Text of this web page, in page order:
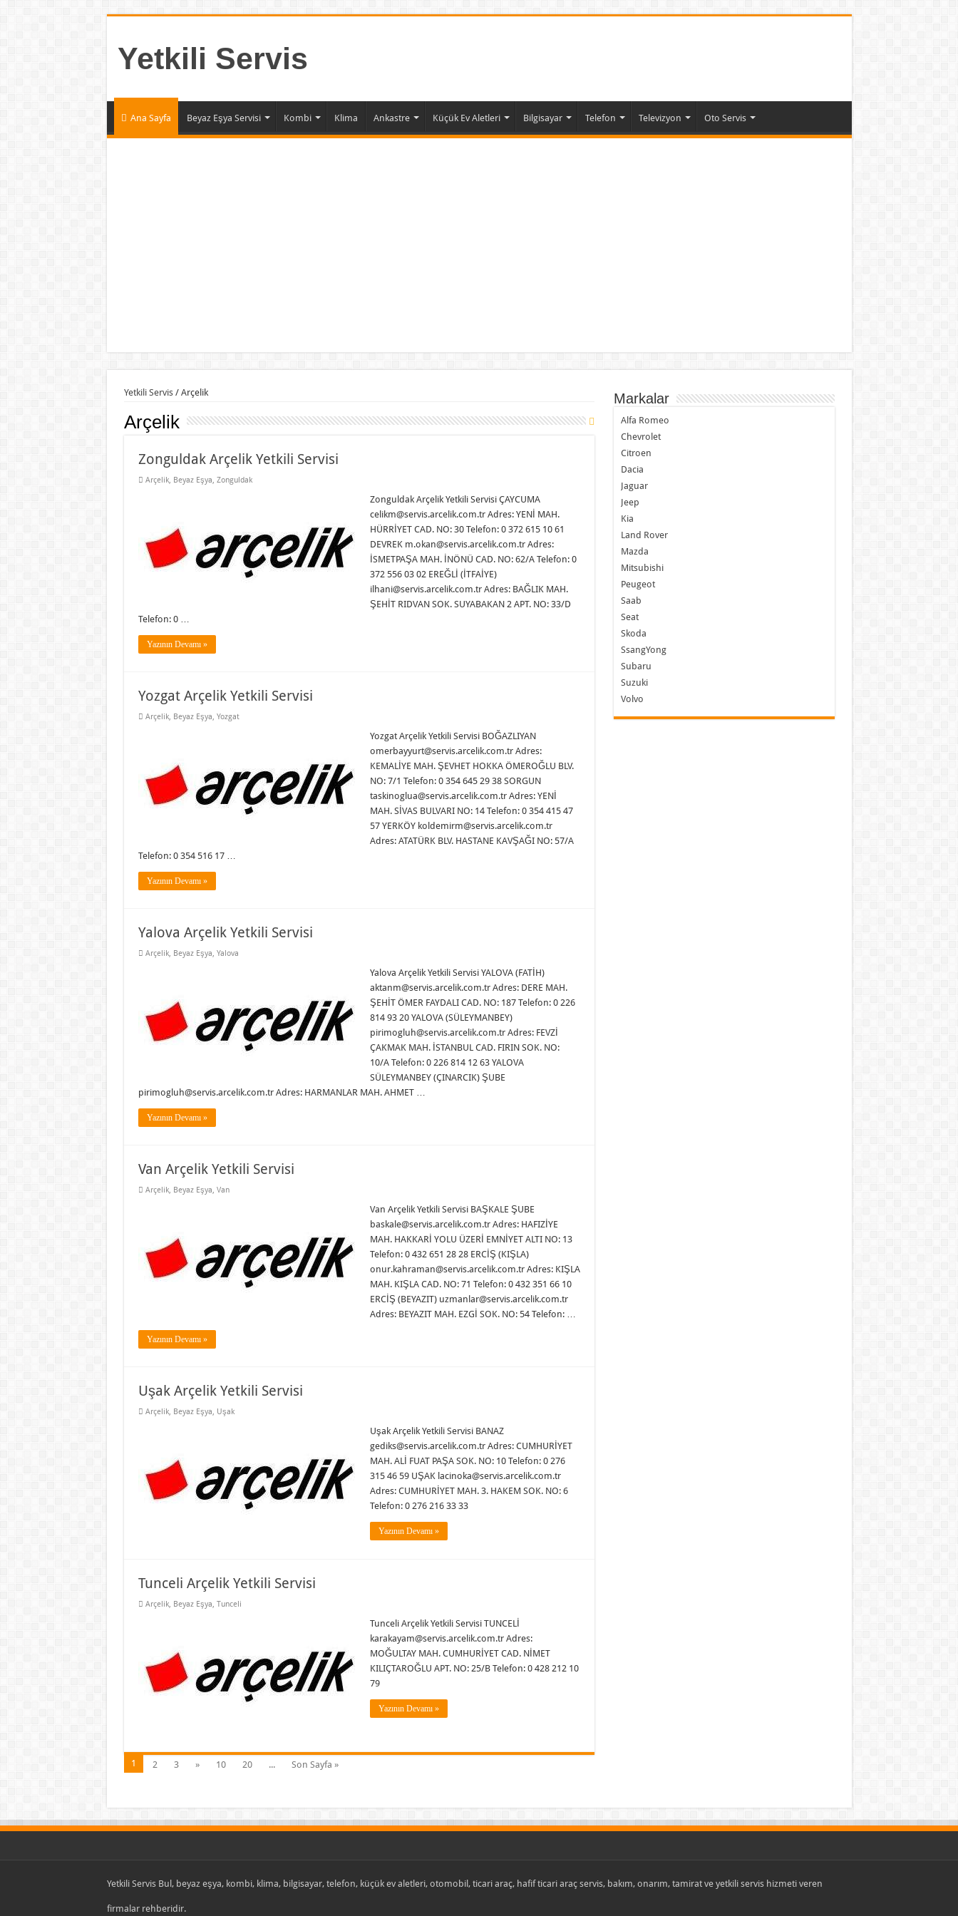
Yetkili Servis
Ana Sayfa Beyaz Eşya Servisi Kombi Klima Ankastre Küçük Ev Aletleri Bilgisayar Telefon Televizyon Oto Servis
Yetkili Servis / Arçelik
Arçelik
Zonguldak Arçelik Yetkili Servisi
Arçelik, Beyaz Eşya, Zonguldak
Zonguldak Arçelik Yetkili Servisi ÇAYCUMA
celikm@servis.arcelik.com.tr Adres: YENİ MAH.
HÜRRİYET CAD. NO: 30 Telefon: 0 372 615 10 61
DEVREK m.okan@servis.arcelik.com.tr Adres:
İSMETPAŞA MAH. İNÖNÜ CAD. NO: 62/A Telefon: 0
372 556 03 02 EREĞLİ (İTFAİYE)
ilhani@servis.arcelik.com.tr Adres: BAĞLIK MAH.
ŞEHİT RIDVAN SOK. SUYABAKAN 2 APT. NO: 33/D
Telefon: 0 …
Yazının Devamı »
Yozgat Arçelik Yetkili Servisi
Arçelik, Beyaz Eşya, Yozgat
Yozgat Arçelik Yetkili Servisi BOĞAZLIYAN
omerbayyurt@servis.arcelik.com.tr Adres:
KEMALİYE MAH. ŞEVHET HOKKA ÖMEROĞLU BLV.
NO: 7/1 Telefon: 0 354 645 29 38 SORGUN
taskinoglua@servis.arcelik.com.tr Adres: YENİ
MAH. SİVAS BULVARI NO: 14 Telefon: 0 354 415 47
57 YERKÖY koldemirm@servis.arcelik.com.tr
Adres: ATATÜRK BLV. HASTANE KAVŞAĞI NO: 57/A
Telefon: 0 354 516 17 …
Yazının Devamı »
Yalova Arçelik Yetkili Servisi
Arçelik, Beyaz Eşya, Yalova
Yalova Arçelik Yetkili Servisi YALOVA (FATİH)
aktanm@servis.arcelik.com.tr Adres: DERE MAH.
ŞEHİT ÖMER FAYDALI CAD. NO: 187 Telefon: 0 226
814 93 20 YALOVA (SÜLEYMANBEY)
pirimogluh@servis.arcelik.com.tr Adres: FEVZİ
ÇAKMAK MAH. İSTANBUL CAD. FIRIN SOK. NO:
10/A Telefon: 0 226 814 12 63 YALOVA
SÜLEYMANBEY (ÇINARCIK) ŞUBE
pirimogluh@servis.arcelik.com.tr Adres: HARMANLAR MAH. AHMET …
Yazının Devamı »
Van Arçelik Yetkili Servisi
Arçelik, Beyaz Eşya, Van
Van Arçelik Yetkili Servisi BAŞKALE ŞUBE
baskale@servis.arcelik.com.tr Adres: HAFIZİYE
MAH. HAKKARİ YOLU ÜZERİ EMNİYET ALTI NO: 13
Telefon: 0 432 651 28 28 ERCİŞ (KIŞLA)
onur.kahraman@servis.arcelik.com.tr Adres: KIŞLA
MAH. KIŞLA CAD. NO: 71 Telefon: 0 432 351 66 10
ERCİŞ (BEYAZIT) uzmanlar@servis.arcelik.com.tr
Adres: BEYAZIT MAH. EZGİ SOK. NO: 54 Telefon: …
Yazının Devamı »
Uşak Arçelik Yetkili Servisi
Arçelik, Beyaz Eşya, Uşak
Uşak Arçelik Yetkili Servisi BANAZ
gediks@servis.arcelik.com.tr Adres: CUMHURİYET
MAH. ALİ FUAT PAŞA SOK. NO: 10 Telefon: 0 276
315 46 59 UŞAK lacinoka@servis.arcelik.com.tr
Adres: CUMHURİYET MAH. 3. HAKEM SOK. NO: 6
Telefon: 0 276 216 33 33
Yazının Devamı »
Tunceli Arçelik Yetkili Servisi
Arçelik, Beyaz Eşya, Tunceli
Tunceli Arçelik Yetkili Servisi TUNCELİ
karakayam@servis.arcelik.com.tr Adres:
MOĞULTAY MAH. CUMHURİYET CAD. NİMET
KILIÇTAROĞLU APT. NO: 25/B Telefon: 0 428 212 10
79
Yazının Devamı »
1 2 3 » 10 20 ... Son Sayfa »
Markalar
Alfa Romeo
Chevrolet
Citroen
Dacia
Jaguar
Jeep
Kia
Land Rover
Mazda
Mitsubishi
Peugeot
Saab
Seat
Skoda
SsangYong
Subaru
Suzuki
Volvo
Yetkili Servis Bul, beyaz eşya, kombi, klima, bilgisayar, telefon, küçük ev aletleri, otomobil, ticari araç, hafif ticari araç servis, bakım, onarım, tamirat ve yetkili servis hizmeti veren
firmalar rehberidir.